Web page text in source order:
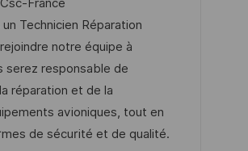
-
I
D
France
Technicien Réparation
notre équipe à
serez responsable de
réparation et de la
avioniques, tout en
de sécurité et de qualité.